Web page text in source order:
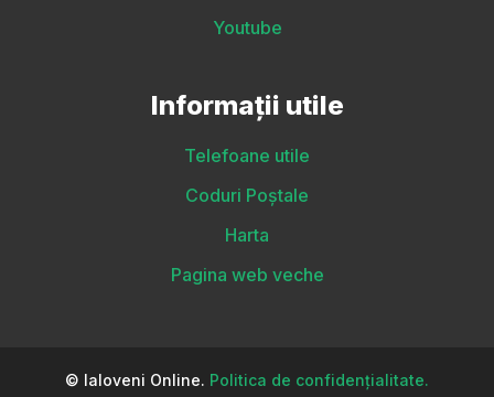
Youtube
Informații utile
Telefoane utile
Coduri Poștale
Harta
Pagina web veche
© Ialoveni Online. Politica de confidențialitate.